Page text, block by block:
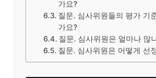
가요?
질문. 심사위원들의 평가 기
가요?
질문. 심사위원은 얼마나 많
질문. 심사위원은 어떻게 선